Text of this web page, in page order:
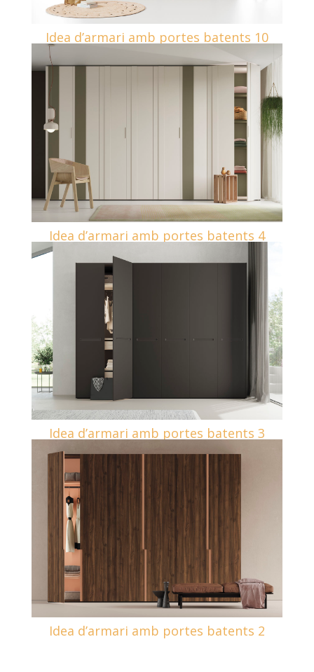
Idea d’armari amb portes batents 10
Idea d’armari amb portes batents 4
Idea d’armari amb portes batents 3
Idea d’armari amb portes batents 2